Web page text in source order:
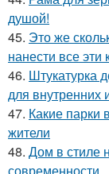
душой!
45. Это же
нанести все эти
46. Штукатурка
для внутренних
47. Какие парки
жители
48. Дом в стиле